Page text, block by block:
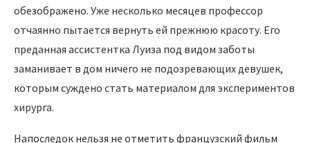
обезображено. Уже несколько месяцев профессор
отчаянно пытается вернуть ей прежнюю красоту. Его
преданная ассистентка Луиза под видом заботы
заманивает в дом ничего не подозревающих девушек,
которым суждено стать материалом для экспериментов
хирурга.
Напоследок нельзя не отметить французский фильм